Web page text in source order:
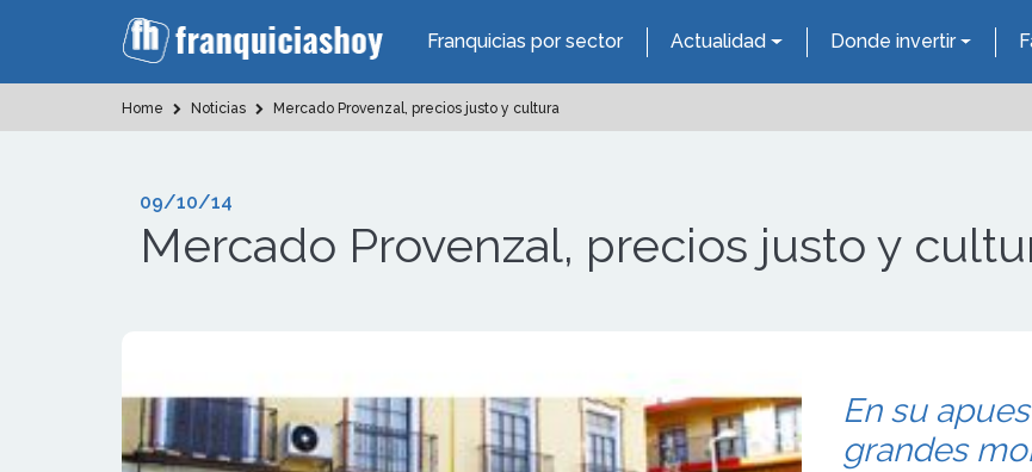
Franquicias por sector Actualidad Donde invertir
Home Noticias Mercado Provenzal, precios justo y cultura
09/10/14
Mercado Provenzal, precios justo y
En su
grandes